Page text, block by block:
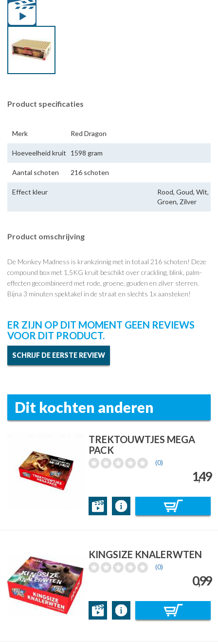
Product specificaties
Merk Red Dragon
Hoeveelheid kruit 1598 gram
Aantal schoten 216 schoten
Effect kleur
Rood, Goud, Wit,
Groen, Zilver
Product omschrijving
De Monkey Madness is krankzinnig met in totaal 216 schoten! Deze
compound box met 1,5KG kruit beschikt over crackling, blink, palm-
effecten gecombineerd met rode, groene, gouden en zilver sterren.
Bijna 3 minuten spektakel in de straat en slechts 1x aansteken!
ER ZIJN OP DIT MOMENT GEEN REVIEWS
VOOR DIT PRODUCT.
SCHRIJF DE EERSTE REVIEW
Dit kochten anderen
TREKTOUWTJES MEGA
PACK
(0)
1,49
KINGSIZE KNALERWTEN
(0)
0,99